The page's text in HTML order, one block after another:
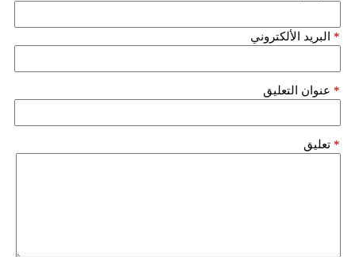
البريد الألكتروني *
عنوان التعليق *
تعليق *